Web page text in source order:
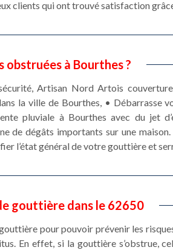
clients qui ont trouvé satisfaction
obstruées à Bourthes ?
Artisan Nord Artois
la ville de Bourthes, • Débarrasse
pluviale à Bourthes avec du jet
de dégâts importants sur une
l’état général de votre gouttière et
gouttière dans le 62650
pour pouvoir prévenir les
En effet, si la gouttière s’obstrue,